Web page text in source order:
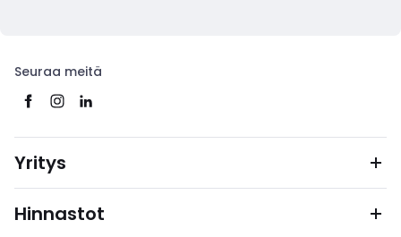
Seuraa meitä
Yritys
Hinnastot